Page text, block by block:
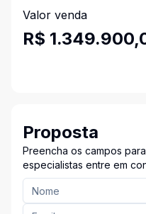
Valor venda
R$
Proposta
Preencha os campos
especialistas entre em